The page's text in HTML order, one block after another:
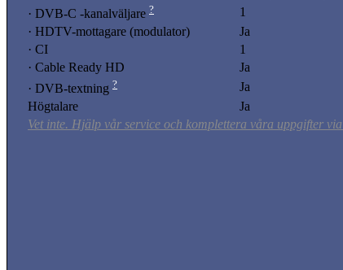
· DVB-C -kanalväljare ?
1
· HDTV-mottagare (modulator)
Ja
· CI
1
· Cable Ready HD
Ja
· DVB-textning ?
Ja
Högtalare
Ja
Vet inte. Hjälp vår service och komplettera våra uppgifter